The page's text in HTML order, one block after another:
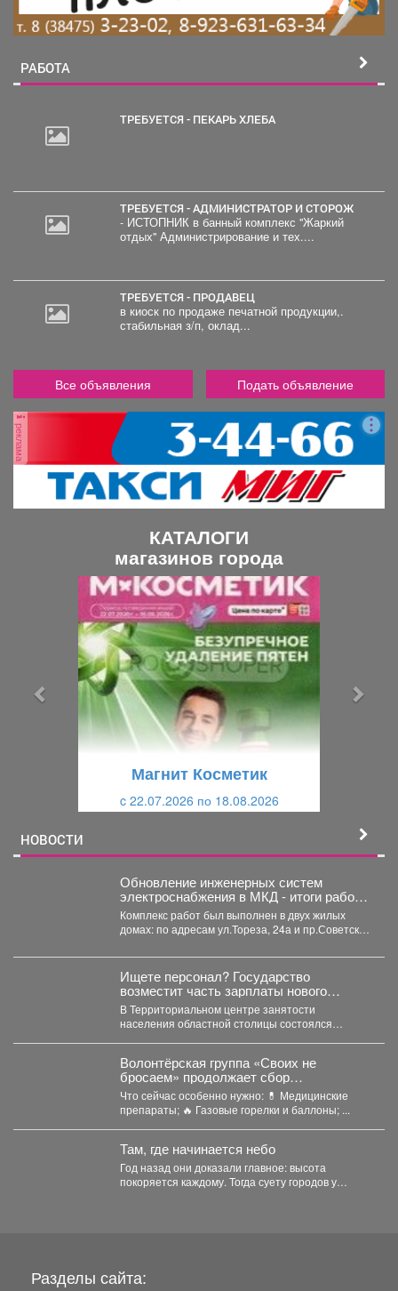
РАБОТА
ТРЕБУЕТСЯ - ПЕКАРЬ ХЛЕБА
ТРЕБУЕТСЯ - АДМИНИСТРАТОР И СТОРОЖ
- ИСТОПНИК в банный комплекс "Жаркий
отдых" Администрирование и тех....
ТРЕБУЕТСЯ - ПРОДАВЕЦ
в киоск по продаже печатной продукции,.
стабильная з/п, оклад...
Все объявления Подать объявление
реклама
КАТАЛОГИ
магазинов города
Магнит Косметик
c 22.07.2026 по 18.08.2026
НОВОСТИ
Обновление инженерных систем
электроснабжения в МКД - итоги работ в
рамках программы капремонта
Комплекс работ был выполнен в двух жилых
домах: по адресам ул.Тореза, 24а и пр.Советской
Ищете персонал? Государство
возместит часть зарплаты нового
сотрудника
В Территориальном центре занятости
населения областной столицы состоялся
Волонтёрская группа «Своих не
бросаем» продолжает сбор
гуманитарной помощи для мысковских
ребят, которые находятся в зоне СВО
Что сейчас особенно нужно: 💊 Медицинские
препараты; 🔥 Газовые горелки и баллоны; ...
Там, где начинается небо
Год назад они доказали главное: высота
покоряется каждому. Тогда суету городов у
Разделы сайта: